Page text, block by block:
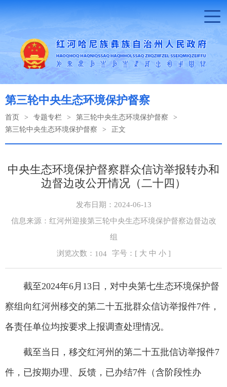
第三轮中央生态环境保护督察
首页 > 专题专栏 > 第三轮中央生态环境保护督察
>
第三轮中央生态环境保护督察
> 正文
中央生态环境保护督察群众信访举报转办和
边督边改公开情况（二十四）
发布日期：2024-06-13
信息来源：红河州迎接第三轮中央生态环境保护督察边督边改
组
浏览次数： 104 字号：[ 大 中 小]
截至2024年6月13日，对中央第七生态环境保护督
察组向红河州移交的第二十五批群众信访举报件7件，
各责任单位均按要求上报调查处理情况。
截至当日，移交红河州的第二十五批信访举报件7
件，已按期办理、反馈，已办结7件（含阶段性办